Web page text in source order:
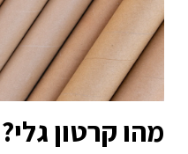
מהו קרטון גלי?